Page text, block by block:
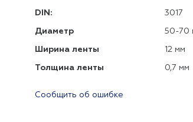
DIN: 3017
Диаметр 50-70
Ширина ленты 12 мм
Толщина ленты 0,7 мм
Сообщить об ошибке